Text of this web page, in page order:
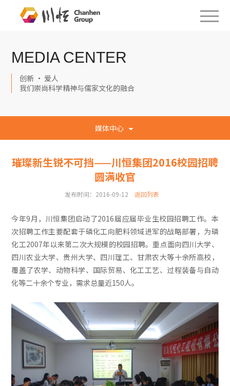
MEDIA CENTER
创新 · 爱人
我们崇尚科学精神与儒家文化的融合
媒体中心
璀璨新生锐不可挡——川恒集团2016校园招聘
圆满收官
发布时间：2016-09-12 返回列表
今年9月，川恒集团启动了2016届应届毕业生校园招聘工作。本
次招聘工作主要配套于磷化工向肥料领域进军的战略部署，为磷
化工2007年以来第二次大规模的校园招聘。重点面向四川大学、
四川农业大学、贵州大学、四川理工、甘肃农大等十余所高校，
覆盖了农学、动物科学、国际贸易、化工工艺、过程装备与自动
化等二十余个专业，需求总量近150人。